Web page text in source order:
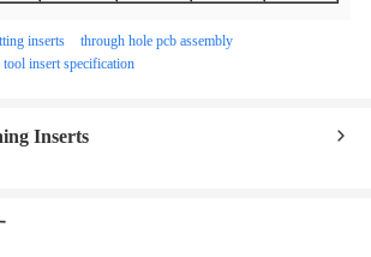
inserts
through hole pcb assembly
tool insert specification
Inserts